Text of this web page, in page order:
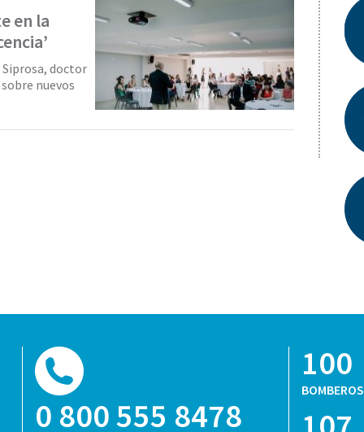
en la
doctor
nuevos
0 800 555 8478
100
BOMBEROS